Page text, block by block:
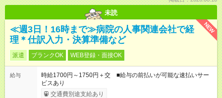
未読
NEW
≪週3日！16時まで≫病院の人事関連会社で経
理＊仕訳入力・決算準備など
派遣 ブランクOK WEB登録・面接OK
給与
時給1700円～1750円＋交 ■給与の前払いが可能な速払いサー
ビスあり
交通費別途支給あり